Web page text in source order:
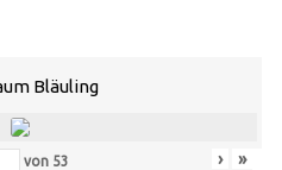
Bläuling
von 53 › »